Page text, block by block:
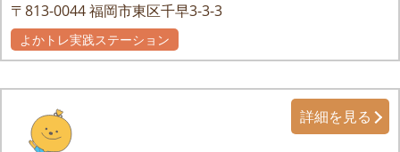
〒813-0044福岡市東区千早3-3-3
よかトレ実践ステーション
詳細を見る